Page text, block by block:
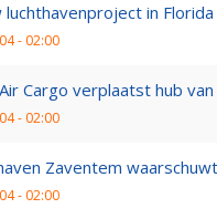
luchthavenproject in
- 02:00
Cargo verplaatst hub van
- 02:00
Zaventem
- 02:00